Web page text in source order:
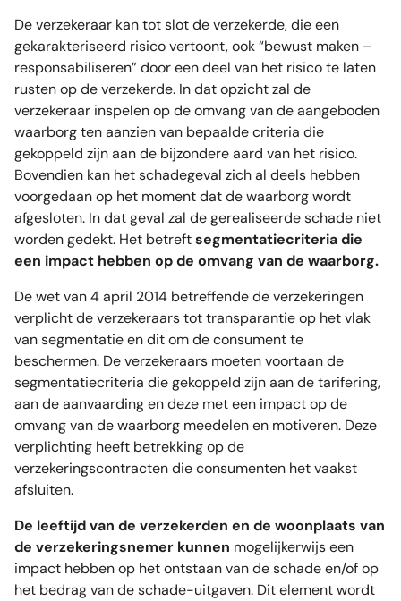
De verzekeraar kan tot slot de verzekerde, die een
gekarakteriseerd risico vertoont, ook “bewust maken –
responsabiliseren” door een deel van het risico te laten
rusten op de verzekerde. In dat opzicht zal de
verzekeraar inspelen op de omvang van de aangeboden
waarborg ten aanzien van bepaalde criteria die
gekoppeld zijn aan de bijzondere aard van het risico.
Bovendien kan het schadegeval zich al deels hebben
voorgedaan op het moment dat de waarborg wordt
afgesloten. In dat geval zal de gerealiseerde schade niet
worden gedekt. Het betreftsegmentatiecriteria die
een impact hebben op de omvang van de waarborg.
De wet van 4 april 2014 betreffende de verzekeringen
verplicht de verzekeraars tot transparantie op het vlak
van segmentatie en dit om de consument te
beschermen. De verzekeraars moeten voortaan de
segmentatiecriteria die gekoppeld zijn aan de tarifering,
aan de aanvaarding en deze met een impact op de
omvang van de waarborg meedelen en motiveren. Deze
verplichting heeft betrekking op de
verzekeringscontracten die consumenten het vaakst
afsluiten.
De leeftijd van de verzekerden en de woonplaats van
de verzekeringsnemer kunnen mogelijkerwijs een
impact hebben op het ontstaan van de schade en/of op
het bedrag van de schade-uitgaven. Dit element wordt